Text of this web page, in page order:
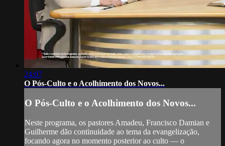
24:07
O Pós-Culto e o Acolhimento dos Novos...
O Pós-Culto e o Acolhimento dos Novos...
Neste programa, os pastores Amadeu, Francisco Damian e
Guilherme dão continuidade ao tema da evangelização,
focando agora no momento posterior ao culto — o